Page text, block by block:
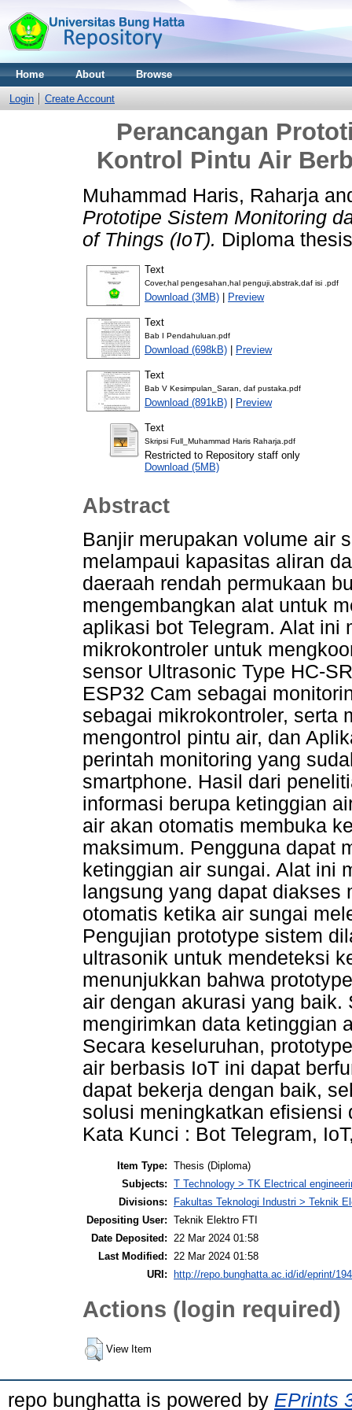
Home About Browse
Login Create Account
Perancangan
Kontrol Pintu Air
Muhammad Haris, Raharja
Prototipe Sistem Monitoring
of Things (IoT). Diploma
Text
Cover,hal pengesahan,hal penguji,abstrak,daf isi .pdf
Download (3MB) | Preview
Text
Bab I Pendahuluan.pdf
Download (698kB) | Preview
Text
Bab V Kesimpulan_Saran, daf pustaka.pdf
Download (891kB) | Preview
Text
Skripsi Full_Muhammad Haris Raharja.pdf
Restricted to Repository staff only
Download (5MB)
Abstract
Banjir merupakan volume air
melampaui kapasitas aliran
daeraah rendah permukaan
mengembangkan alat untuk
aplikasi bot Telegram. Alat ini
mikrokontroler untuk
sensor Ultrasonic Type HC-
ESP32 Cam sebagai
sebagai mikrokontroler, serta
mengontrol pintu air, dan
perintah monitoring yang
smartphone. Hasil dari
informasi berupa ketinggian
air akan otomatis membuka
maksimum. Pengguna dapat
ketinggian air sungai. Alat ini
langsung yang dapat
otomatis ketika air sungai
Pengujian prototype sistem
ultrasonik untuk mendeteksi
menunjukkan bahwa
air dengan akurasi yang
mengirimkan data ketinggian
Secara keseluruhan,
air berbasis IoT ini dapat
dapat bekerja dengan baik,
solusi meningkatkan efisiensi
Kata Kunci : Bot Telegram,
Item Type: Thesis (Diploma)
Subjects: T Technology > TK Electrical
Divisions:
Fakultas Teknologi Industri > Teknik
Depositing User: Teknik Elektro FTI
Date Deposited:
22 Mar 2024 01:58
Last Modified:
22 Mar 2024 01:58
URI:
http://repo.bunghatta.ac.id/id/eprint/
Actions (login required)
View Item
repo bunghatta is powered by EPrints